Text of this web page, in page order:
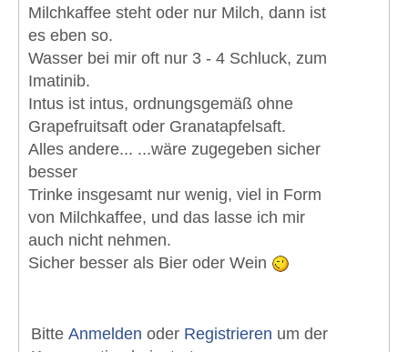
Milchkaffee steht oder nur Milch, dann ist
es eben so.
Wasser bei mir oft nur 3 - 4 Schluck, zum
Imatinib.
Intus ist intus, ordnungsgemäß ohne
Grapefruitsaft oder Granatapfelsaft.
Alles andere... ...wäre zugegeben sicher
besser
Trinke insgesamt nur wenig, viel in Form
von Milchkaffee, und das lasse ich mir
auch nicht nehmen.
Sicher besser als Bier oder Wein
Bitte Anmelden oder Registrieren um der